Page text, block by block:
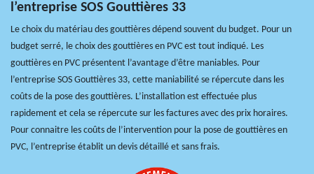
l’entreprise SOS Gouttières 33
Le choix du matériau des gouttières dépend souvent du budget. Pour un
budget serré, le choix des gouttières en PVC est tout indiqué. Les
gouttières en PVC présentent l’avantage d’être maniables. Pour
l’entreprise SOS Gouttières 33, cette maniabilité se répercute dans les
coûts de la pose des gouttières. L’installation est effectuée plus
rapidement et cela se répercute sur les factures avec des prix horaires.
Pour connaitre les coûts de l’intervention pour la pose de gouttières en
PVC, l’entreprise établit un devis détaillé et sans frais.